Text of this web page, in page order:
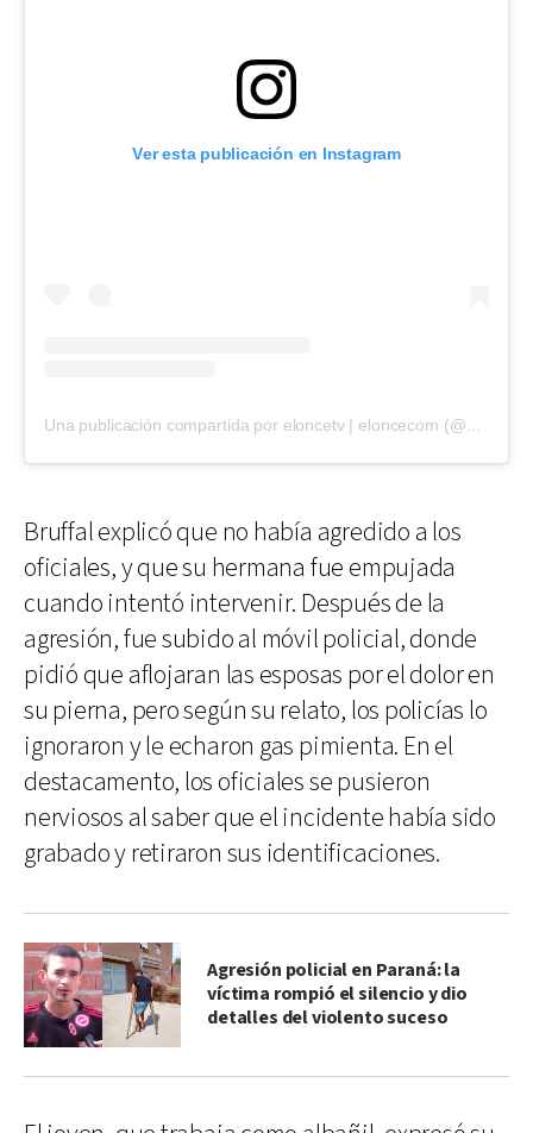
Ver esta publicación en Instagram
Bruffal explicó que no había agredido a los
oficiales, y que su hermana fue empujada
cuando intentó intervenir. Después de la
agresión, fue subido al móvil policial, donde
pidió que aflojaran las esposas por el dolor en
su pierna, pero según su relato, los policías lo
ignoraron y le echaron gas pimienta. En el
destacamento, los oficiales se pusieron
nerviosos al saber que el incidente había sido
grabado y retiraron sus identificaciones.
Agresión policial en Paraná: la
víctima rompió el silencio y dio
detalles del violento suceso